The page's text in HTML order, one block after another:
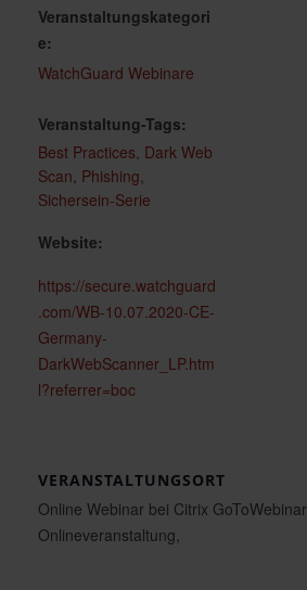
Veranstaltungskategori
e:
WatchGuard Webinare
Veranstaltung-Tags:
Best Practices, Dark Web
Scan, Phishing,
Sichersein-Serie
Website:
https://secure.watchguard
.com/WB-10.07.2020-CE-
Germany-
DarkWebScanner_LP.htm
l?referrer=boc
VERANSTALTUNGSORT
Online Webinar bei Citrix GoToWebinar
Onlineveranstaltung,